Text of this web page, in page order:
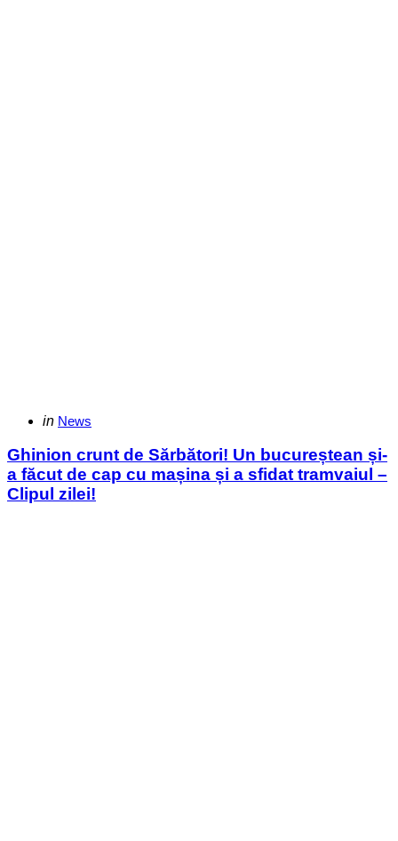
Categories
Posted
in News
Ghinion crunt de Sărbători! Un bucureștean și-
a făcut de cap cu mașina și a sfidat tramvaiul –
Clipul zilei!